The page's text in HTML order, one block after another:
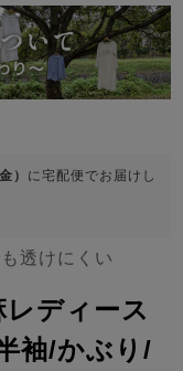
新着商品
- New Arrival -
半袖 ワンピース
） に宅配便 でお届けし
透けにくい
レディース
袖/かぶり/